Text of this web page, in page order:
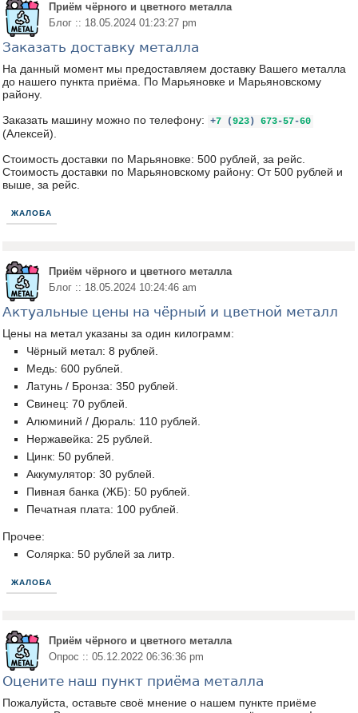
Приём чёрного и цветного металла
Блог :: 18.05.2024 01:23:27 pm
Заказать доставку металла
На данный момент мы предоставляем доставку Вашего металла
до нашего пункта приёма. По Марьяновке и Марьяновскому
району.
Заказать машину можно по телефону: +7 (923) 673-57-60
(Алексей).
Стоимость доставки по Марьяновке: 500 рублей, за рейс.
Стоимость доставки по Марьяновскому району: От 500 рублей и
выше, за рейс.
ЖАЛОБА
Приём чёрного и цветного металла
Блог :: 18.05.2024 10:24:46 am
Актуальные цены на чёрный и цветной металл
Цены на метал указаны за один килограмм:
Чёрный метал: 8 рублей.
Медь: 600 рублей.
Латунь / Бронза: 350 рублей.
Свинец: 70 рублей.
Алюминий / Дюраль: 110 рублей.
Нержавейка: 25 рублей.
Цинк: 50 рублей.
Аккумулятор: 30 рублей.
Пивная банка (ЖБ): 50 рублей.
Печатная плата: 100 рублей.
Прочее:
Солярка: 50 рублей за литр.
ЖАЛОБА
Приём чёрного и цветного металла
Опрос :: 05.12.2022 06:36:36 pm
Оцените наш пункт приёма металла
Пожалуйста, оставьте своё мнение о нашем пункте приёме